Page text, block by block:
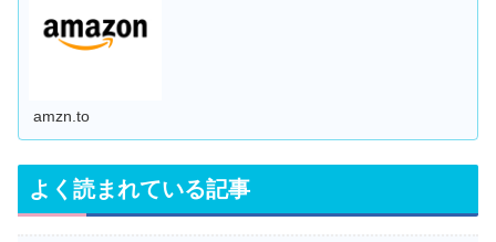
amzn.to
よく読まれている記事